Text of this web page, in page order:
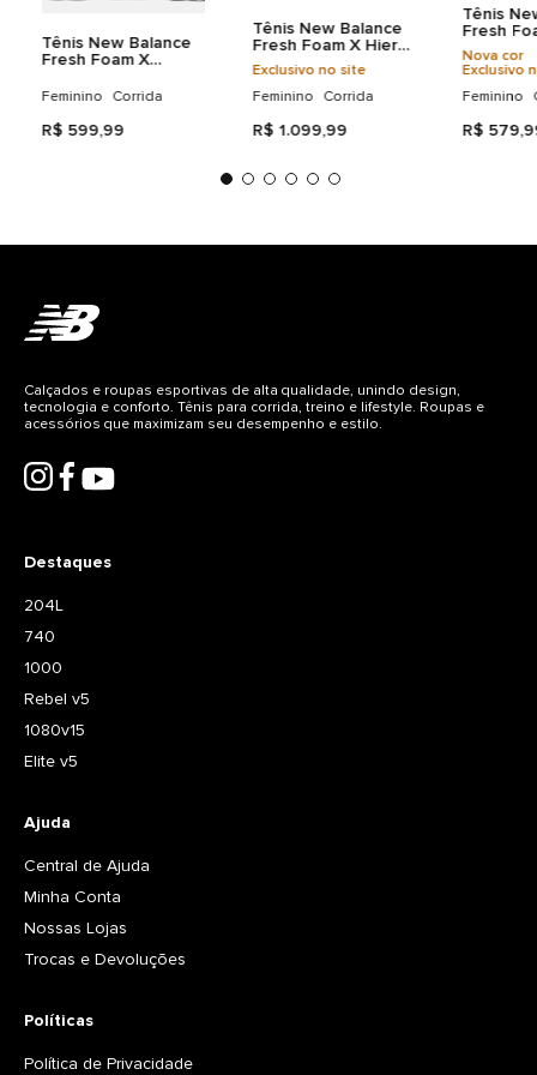
Tênis New Balance
Fresh Foam X
Feminino Corrida
R$ 599,99
Tênis New Balance
Fresh Foam X Hierro
V9 Feminino
Exclusivo no site
Feminino Corrida
R$ 1.099,99
Tênis
Fresh
Feminino
Nova cor
Exclusivo
Feminino
R$ 579,
Destaques
204L
740
1000
Rebel v5
1080v15
Elite v5
Ajuda
Central de Ajuda
Minha Conta
Nossas Lojas
Trocas e Devoluções
Políticas
Política de Privacidade
Calçados e roupas esportivas de alta qualidade, unindo design,
tecnologia e conforto. Tênis para corrida, treino e lifestyle. Roupas e
acessórios que maximizam seu desempenho e estilo.